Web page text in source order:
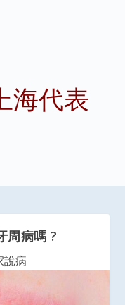
海代表
周病嗎 ?
說病